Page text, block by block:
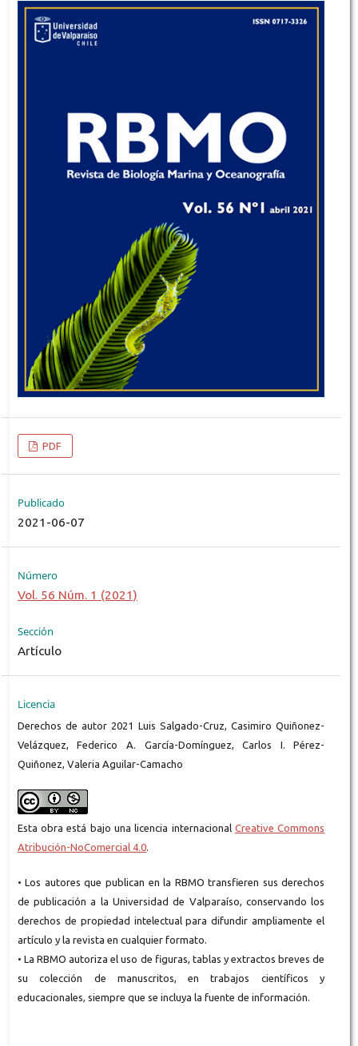
PDF
Publicado
2021-06-07
Número
Vol. 56 Núm. 1 (2021)
Sección
Artículo
Licencia
Derechos de autor 2021 Luis Salgado-Cruz, Casimiro Quiñonez-
Velázquez, Federico A. García-Domínguez, Carlos I. Pérez-
Quiñonez, Valeria Aguilar-Camacho
Esta obra está bajo una licencia internacional Creative Commons
Atribución-NoComercial 4.0.
• Los autores que publican en la RBMO transfieren sus derechos
de publicación a la Universidad de Valparaíso, conservando los
derechos de propiedad intelectual para difundir ampliamente el
artículo y la revista en cualquier formato.
• La RBMO autoriza el uso de figuras, tablas y extractos breves de
su colección de manuscritos, en trabajos científicos y
educacionales, siempre que se incluya la fuente de información.